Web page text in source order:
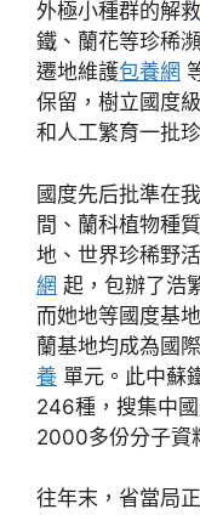
外極小種群的解救
鐵、蘭花等珍稀
遷地維護包養網
保留，樹立國度
和人工繁育一批
國度先后批準在
間、蘭科植物種
地、世界珍稀野
網 起，包辦了浩
而她地等國度基
蘭基地均成為國
養 單元。此中蘇
246種，搜集中
2000多份分子資
往年末，省當局